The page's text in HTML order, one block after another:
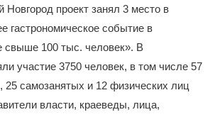
Новгород проект занял 3 место в
гастрономическое событие в
свыше 100 тыс. человек». В
участие 3750 человек, в том числе 57
самозанятых и 12 физических лиц
власти, краеведы, лица,